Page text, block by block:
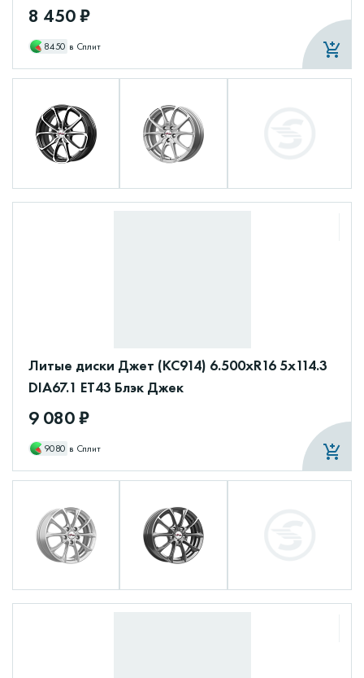
8 450 ₽
8450 в Сплит
Литые диски Джет (КС914) 6.500xR16 5x114.3
DIA67.1 ET43 Блэк Джек
9 080 ₽
9080 в Сплит